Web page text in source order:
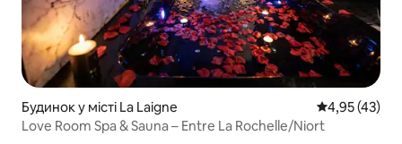
Будинок у місті La Laigne Середня
4,95 (43)
Love Room Spa & Sauna – Entre La Rochelle/Niort